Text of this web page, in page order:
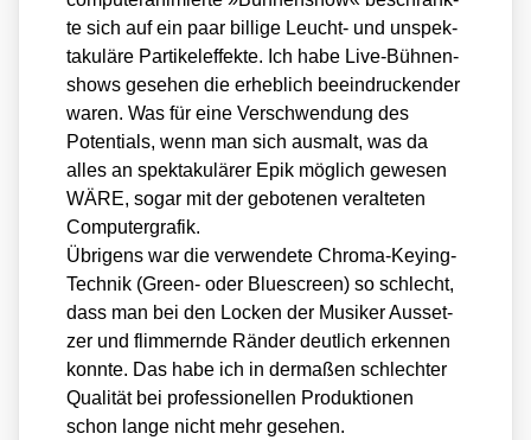
te sich auf ein paar bil­li­ge Leucht- und unspek­
ta­ku­lä­re Par­ti­kel­ef­fek­te. Ich habe Live-Büh­nen­
shows gese­hen die erheb­lich beein­dru­cken­der
waren. Was für eine Ver­schwen­dung des
Poten­ti­als, wenn man sich aus­malt, was da
alles an spek­ta­ku­lä­rer Epik mög­lich gewe­sen
WÄRE, sogar mit der gebo­te­nen ver­al­te­ten
Com­pu­ter­gra­fik.
Übri­gens war die ver­wen­de­te Chro­ma-Key­ing-
Tech­nik (Green- oder Blue­screen) so schlecht,
dass man bei den Locken der Musi­ker Aus­set­
zer und flim­mern­de Rän­der deut­lich erken­nen
konn­te. Das habe ich in der­ma­ßen schlech­ter
Qua­li­tät bei pro­fes­sio­nel­len Pro­duk­tio­nen
schon lan­ge nicht mehr gese­hen.